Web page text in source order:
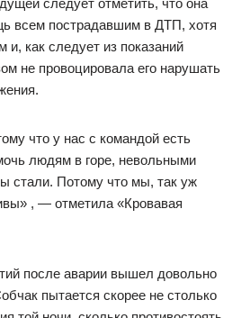
следует отметить, что она
всем пострадавшим в ДТП, хотя
как следует из показаний
не провоцировала его нарушать
что у нас с командой есть
людям в горе, невольными
стали. Потому что мы, так уж
, — отметила «Кровавая
после аварии вышел довольно
пытается скорее не столько